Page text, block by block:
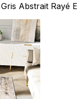
Abstrait Rayé